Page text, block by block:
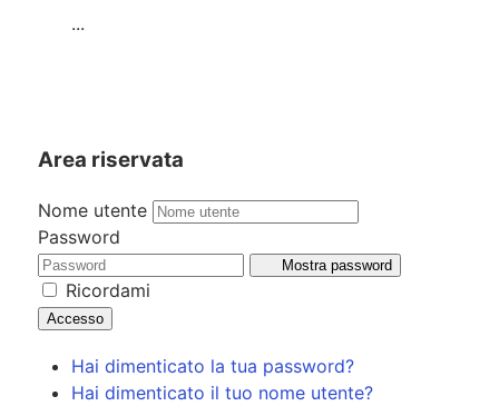
...
Area riservata
Nome utente
Password
Mostra password
Ricordami
Accesso
Hai dimenticato la tua password?
Hai dimenticato il tuo nome utente?